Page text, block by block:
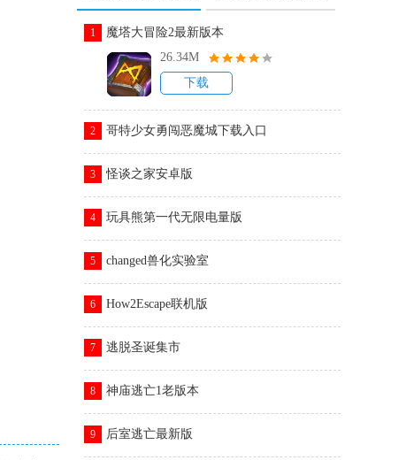
1
魔塔大冒险2最新版本
26.34M
下载
2 哥特少女勇闯恶魔城下载入口
3 怪谈之家安卓版
4 玩具熊第一代无限电量版
5 changed兽化实验室
6 How2Escape联机版
7 逃脱圣诞集市
8 神庙逃亡1老版本
9 后室逃亡最新版